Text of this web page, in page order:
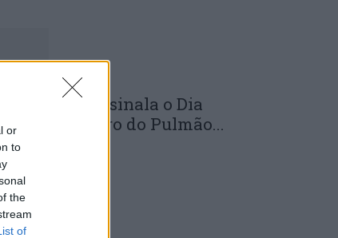
or
to
the
of
da Guarda assinala o Dia
do Cancro do Pulmão...
2026